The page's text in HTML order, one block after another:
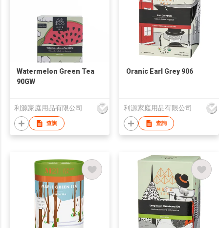
Watermelon Green Tea
90GW
利源家庭用品有限公司
查詢
Oranic Earl Grey 906
利源家庭用品有限公司
查詢